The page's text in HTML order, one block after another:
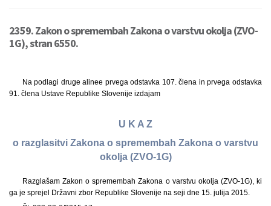
2359. Zakon o spremembah Zakona o varstvu okolja (ZVO-
1G), stran 6550.
Na podlagi druge alinee prvega odstavka 107. člena in prvega odstavka
91. člena Ustave Republike Slovenije izdajam
U K A Z
o razglasitvi Zakona o spremembah Zakona o varstvu
okolja (ZVO-1G)
Razglašam Zakon o spremembah Zakona o varstvu okolja (ZVO-1G), ki
ga je sprejel Državni zbor Republike Slovenije na seji dne 15. julija 2015.